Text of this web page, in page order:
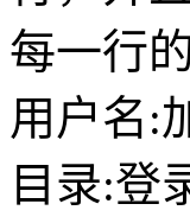
每一行
用户名:
目录:登